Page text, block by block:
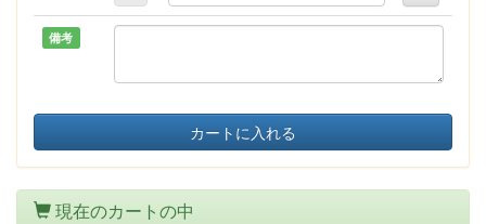
備考
カートに入れる
現在のカートの中